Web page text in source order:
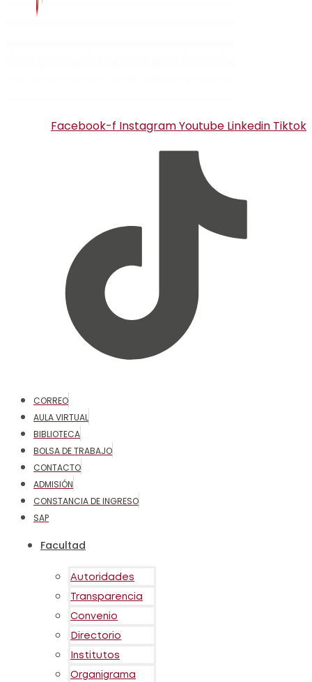
Facebook-f InstagramYoutube Linkedin Tiktok
CORREO
AULA VIRTUAL
BIBLIOTECA
BOLSA DE TRABAJO
CONTACTO
ADMISIÓN
CONSTANCIA DE INGRESO
SAP
Facultad
Autoridades
Transparencia
Convenio
Directorio
Institutos
Organigrama